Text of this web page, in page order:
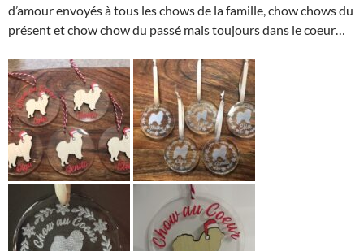
d’amour envoyés à tous les chows de la famille, chow chows du
présent et chow chow du passé mais toujours dans le coeur…